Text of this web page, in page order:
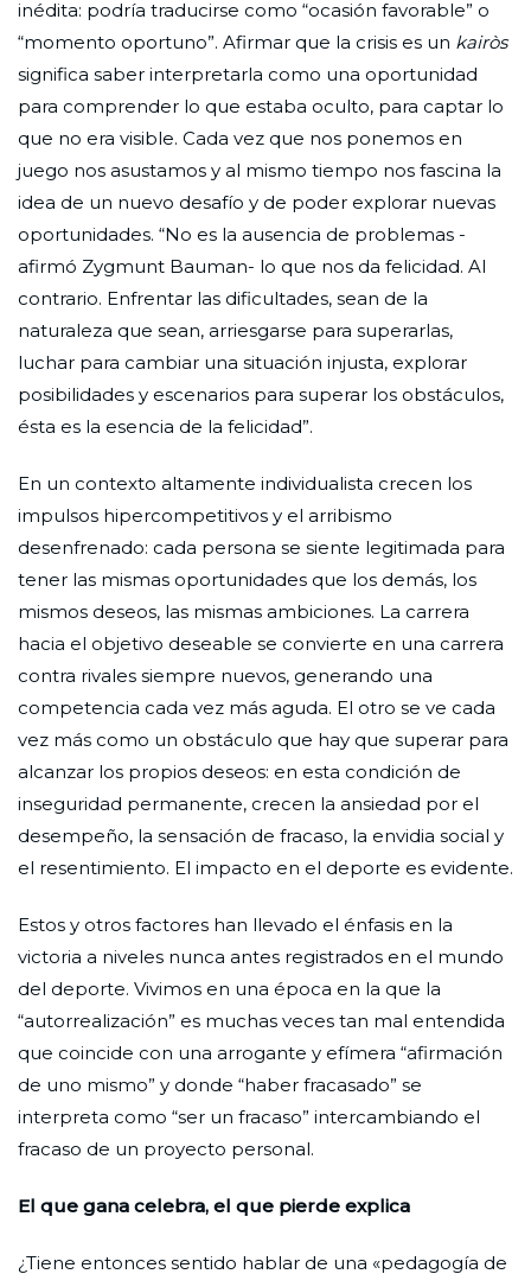
inédita: podría traducirse como “ocasión favorable” o
“momento oportuno”. Afirmar que la crisis es un kairòs
significa saber interpretarla como una oportunidad
para comprender lo que estaba oculto, para captar lo
que no era visible. Cada vez que nos ponemos en
juego nos asustamos y al mismo tiempo nos fascina la
idea de un nuevo desafío y de poder explorar nuevas
oportunidades. “No es la ausencia de problemas -
afirmó Zygmunt Bauman- lo que nos da felicidad. Al
contrario. Enfrentar las dificultades, sean de la
naturaleza que sean, arriesgarse para superarlas,
luchar para cambiar una situación injusta, explorar
posibilidades y escenarios para superar los obstáculos,
ésta es la esencia de la felicidad”.
En un contexto altamente individualista crecen los
impulsos hipercompetitivos y el arribismo
desenfrenado: cada persona se siente legitimada para
tener las mismas oportunidades que los demás, los
mismos deseos, las mismas ambiciones. La carrera
hacia el objetivo deseable se convierte en una carrera
contra rivales siempre nuevos, generando una
competencia cada vez más aguda. El otro se ve cada
vez más como un obstáculo que hay que superar para
alcanzar los propios deseos: en esta condición de
inseguridad permanente, crecen la ansiedad por el
desempeño, la sensación de fracaso, la envidia social y
el resentimiento. El impacto en el deporte es evidente.
Estos y otros factores han llevado el énfasis en la
victoria a niveles nunca antes registrados en el mundo
del deporte. Vivimos en una época en la que la
“autorrealización” es muchas veces tan mal entendida
que coincide con una arrogante y efímera “afirmación
de uno mismo” y donde “haber fracasado” se
interpreta como “ser un fracaso” intercambiando el
fracaso de un proyecto personal.
El que gana celebra, el que pierde explica
¿Tiene entonces sentido hablar de una «pedagogía de